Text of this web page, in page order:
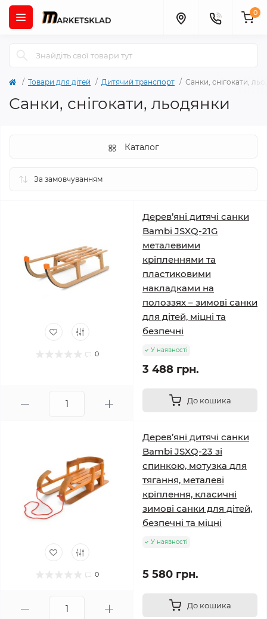
0
Товари для дітей Дитячий транспорт Санки, снігокати,
Санки, снігокати, льодянки
Каталог
0
Дерев’яні дитячі санки
Bambi JSXQ-21G
металевими
кріпленнями та
пластиковими
накладками на
полоззях – зимові санки
для дітей, міцні та
безпечні
У наявності
3 488 грн.
До кошика
0
Дерев’яні дитячі санки
Bambi JSXQ-23 зі
спинкою, мотузка для
тягання, металеві
кріплення, класичні
зимові санки для дітей,
безпечні та міцні
У наявності
5 580 грн.
До кошика